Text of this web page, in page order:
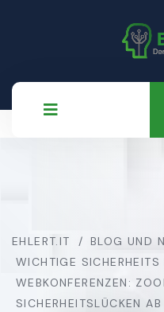
EHLERT.IT
BLOG UND
WICHTIGE SICHERHEITS
WEBKONFERENZEN:
SICHERHEITSLÜCKEN AB